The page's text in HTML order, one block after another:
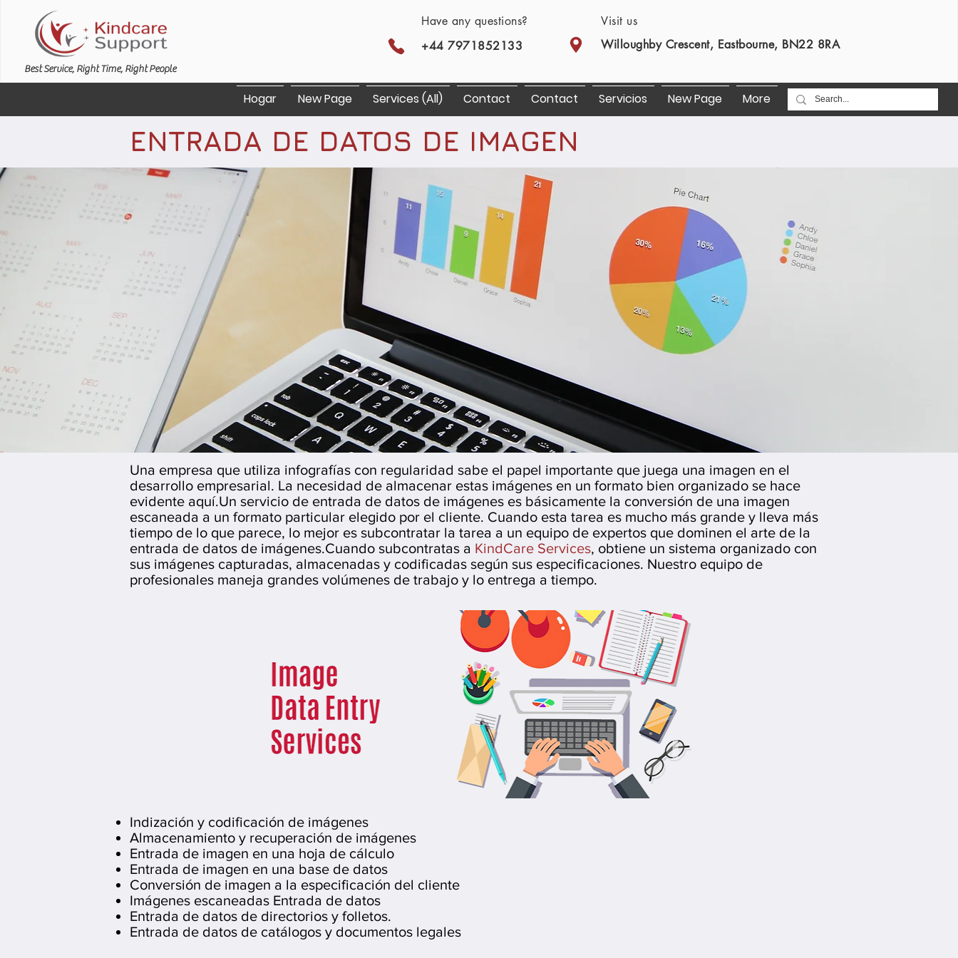
Best Service, Right Time, Right People
Visit us
Have any questions?
Willoughby Crescent, Eastbourne, BN22 8RA
+44 7971852133
Hogar New Page Services (All) Contact Contact Servicios New Page More
ENTRADA DE DATOS DE IMAGEN
Una empresa que utiliza infografías con regularidad sabe el papel importante que juega una imagen en el
desarrollo empresarial. La necesidad de almacenar estas imágenes en un formato bien organizado se hace
evidente aquí.Un servicio de entrada de datos de imágenes es básicamente la conversión de una imagen
escaneada a un formato particular elegido por el cliente. Cuando esta tarea es mucho más grande y lleva más
tiempo de lo que parece, lo mejor es subcontratar la tarea a un equipo de expertos que dominen el arte de la
entrada de datos de imágenes.Cuando subcontratas a KindCare Services, obtiene un sistema organizado con
sus imágenes capturadas, almacenadas y codificadas según sus especificaciones. Nuestro equipo de
profesionales maneja grandes volúmenes de trabajo y lo entrega a tiempo.
Indización y codificación de imágenes
Almacenamiento y recuperación de imágenes
Entrada de imagen en una hoja de cálculo
Entrada de imagen en una base de datos
Conversión de imagen a la especificación del cliente
Imágenes escaneadas Entrada de datos
Entrada de datos de directorios y folletos.
Entrada de datos de catálogos y documentos legales